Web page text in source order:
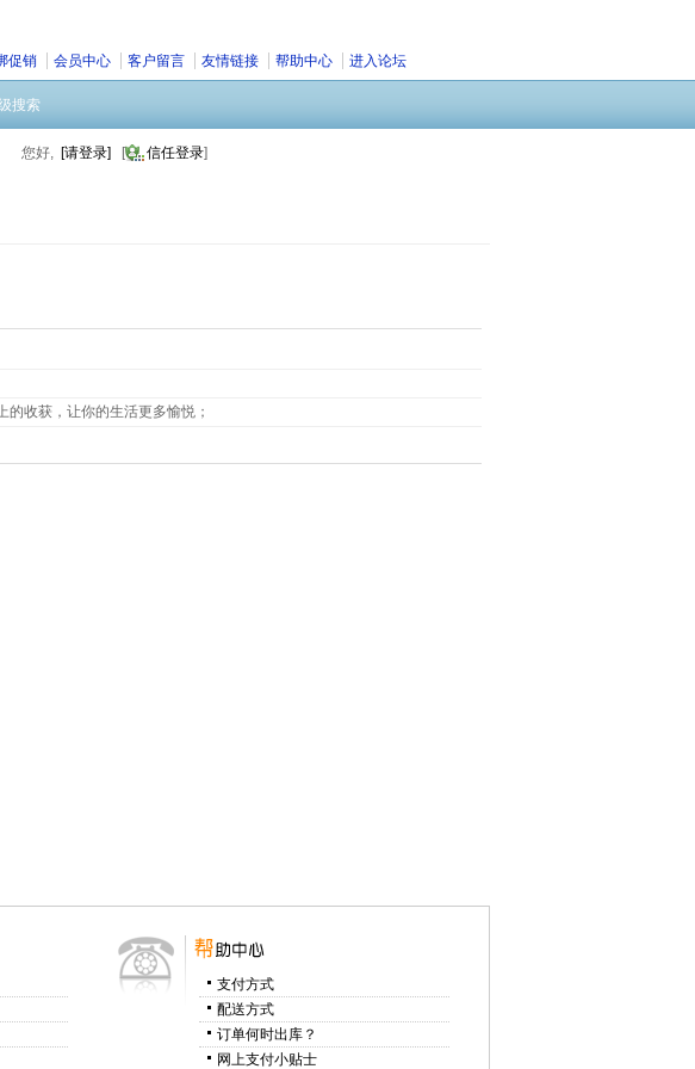
促销 会员中心 客户留言 友情链接 帮助中心 进入论坛
搜索
您好, [请登录] [ 信任登录]
收获，让你的生活更多愉悦；
支付方式
配送方式
订单何时出库？
网上支付小贴士